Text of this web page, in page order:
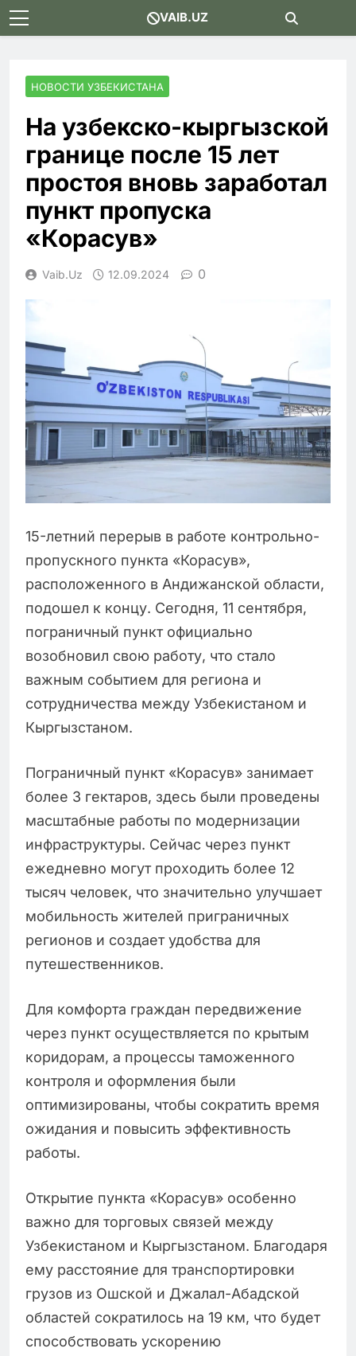
Skip
to
VAIB.UZ
НОВОСТИ УЗБЕКИСТАНА
На узбекско-кыргызской
границе после 15 лет
простоя вновь заработал
пункт пропуска
«Корасув»
Vaib.uz 12.09.2024 0
15-летний перерыв в работе контрольно-
пропускного пункта «Корасув»,
расположенного в Андижанской области,
подошел к концу. Сегодня, 11 сентября,
пограничный пункт официально
возобновил свою работу, что стало
важным событием для региона и
сотрудничества между Узбекистаном и
Кыргызстаном.
Пограничный пункт «Корасув» занимает
более 3 гектаров, здесь были проведены
масштабные работы по модернизации
инфраструктуры. Сейчас через пункт
ежедневно могут проходить более 12
тысяч человек, что значительно улучшает
мобильность жителей приграничных
регионов и создает удобства для
путешественников.
Для комфорта граждан передвижение
через пункт осуществляется по крытым
коридорам, а процессы таможенного
контроля и оформления были
оптимизированы, чтобы сократить время
ожидания и повысить эффективность
работы.
Открытие пункта «Корасув» особенно
важно для торговых связей между
Узбекистаном и Кыргызстаном. Благодаря
ему расстояние для транспортировки
грузов из Ошской и Джалал-Абадской
областей сократилось на 19 км, что будет
способствовать ускорению